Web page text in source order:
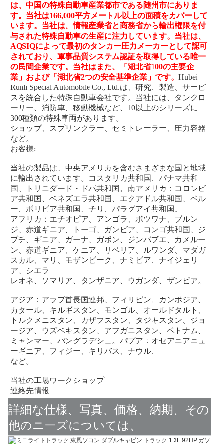
は、中国の特殊自動車産業都市である随州市にありま
す。当社は166,000平方メートル以上の面積をカバーして
います。当社は、情報産業省と商務省から輸出権限を付
与された特殊自動車の生産に注力しています。当社は、
AQSIQによって最初のタンカー圧力メーカーとして認可
されており、軍事品質システム認証を取得している唯一
の民間企業です。当社はまた、「湖北省100の主要企
業」および「湖北省2つの安全基準企業」です。 Hubei
Runli Special Automobile Co., Ltd.は、研究、製造、サービ
スを統合した特殊自動車会社です。当社には、タンクロ
ーリー、消防車、移動機械など、10以上のシリーズに
300種類の特殊車両があります。
ショップ、スプリンクラー、セミトレーラー、圧力容器
など。
お客様:
当社の製品は、中央アメリカを含むさまざまな国と地域
に輸出されています。コスタリカ共和国、パナマ共和
国、トリニダード・ドパ共和国。南アメリカ：コロンビ
ア共和国、ベネズエラ共和国、エクアドル共和国、ペル
ー、ボリビア共和国、チリ、パラグアイ共和国。
アフリカ：エチオピア、アンゴラ、ボツワナ、ブルン
ジ、赤道ギニア、トーゴ、ガンビア、コンゴ共和国、ジ
ブチ、ギニア、ガーナ、ガボン、ジンバブエ、カメルー
ン、赤道ギニア、ケニア、リベリア、ルワンダ、マダガ
スカル、マリ、モザンビーク、ナミビア、ナイジェリ
ア、シエラ
レオネ、ソマリア、タンザニア、ウガンダ、ザンビア。
アジア：アラブ首長国連邦、フィリピン、カンボジア、
カタール、キルギスタン、モンゴル、オールドタルト、
トルクメニスタン、カザフスタン、タジキスタン、ジョ
ージア、ウズベキスタン、アフガニスタン、ベトナム、
ミャンマー、バングラデシュ。パプア：オセアニアニュ
ーギニア、フィジー、キリバス、ナウル、
など。
当社の工場ワークショップ
連絡先情報
詳細な仕様、写真、価格、納期、その
他のニーズについては、